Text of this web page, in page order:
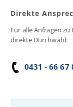
Direkte
Für alle Anfragen
direkte Durchwahl:
0431 - 66 67